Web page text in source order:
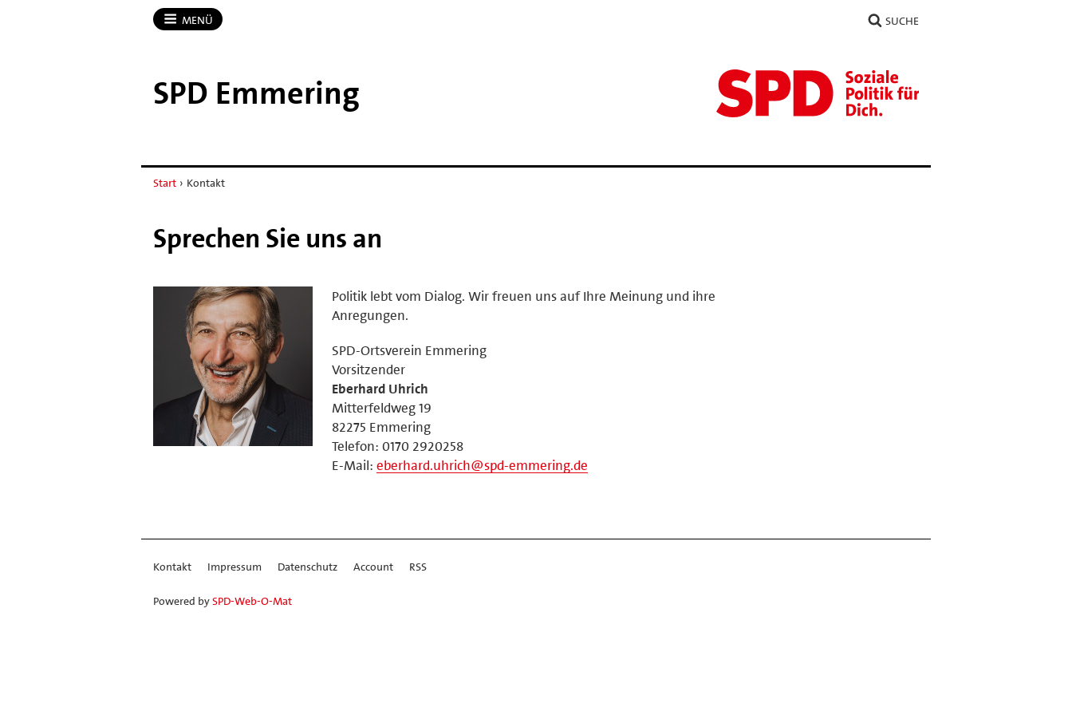
MENÜ SUCHE
SPD Emmering
Start › Kontakt
Sprechen Sie uns an
Politik lebt vom Dialog. Wir freuen uns auf Ihre Meinung und ihre
Anregungen.
SPD-Ortsverein Emmering
Vorsitzender
Eberhard Uhrich
Mitterfeldweg 19
82275 Emmering
Telefon: 0170 2920258
E-Mail: eberhard.uhrich@spd-emmering.de
Kontakt Impressum Datenschutz Account RSS
Powered bySPD-Web-O-Mat